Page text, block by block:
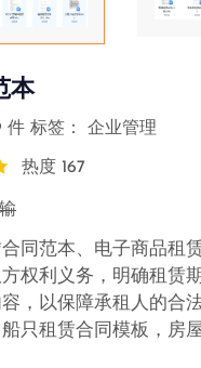
本
件 标签： 企业管理
热度 167
同范本、电子商品租
权利义务，明确租赁
，以保障承租人的合
只租赁合同模板，房